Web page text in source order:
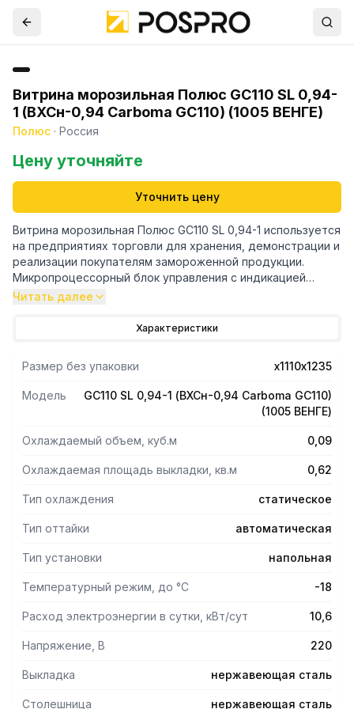
Витрина морозильная Полюс GC110 SL 0,94-
1 (ВХСн-0,94 Carboma GC110) (1005 ВЕНГЕ)
Полюс · Россия
Цену уточняйте
Уточнить цену
Витрина морозильная Полюс GC110 SL 0,94-1 используется
на предприятиях торговли для хранения, демонстрации и
реализации покупателям замороженной продукции.
Микропроцессорный блок управления с индикацией
температуры.
шлифованной нержавеющей стали.
Защитный бампер – нержавеющая труба.
Цвет Венге.
Читать далее
Характеристики
Размер без упаковки х1110х1235
Модель
GC110 SL 0,94-1 (ВХСн-0,94 Carboma GC110)
(1005 ВЕНГЕ)
Охлаждаемый объем, куб.м 0,09
Охлаждаемая площадь выкладки, кв.м 0,62
Тип охлаждения статическое
Тип оттайки автоматическая
Тип установки напольная
Температурный режим, до °С -18
Расход электроэнергии в сутки, кВт/сут 10,6
Напряжение, В 220
Выкладка нержавеющая сталь
Столешница нержавеющая сталь